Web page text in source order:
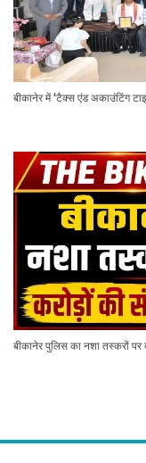
बीकानेर में ‘टैक्स एंड अकाउंटिंग
बीकानेर पुलिस का नशा तस्करों पर